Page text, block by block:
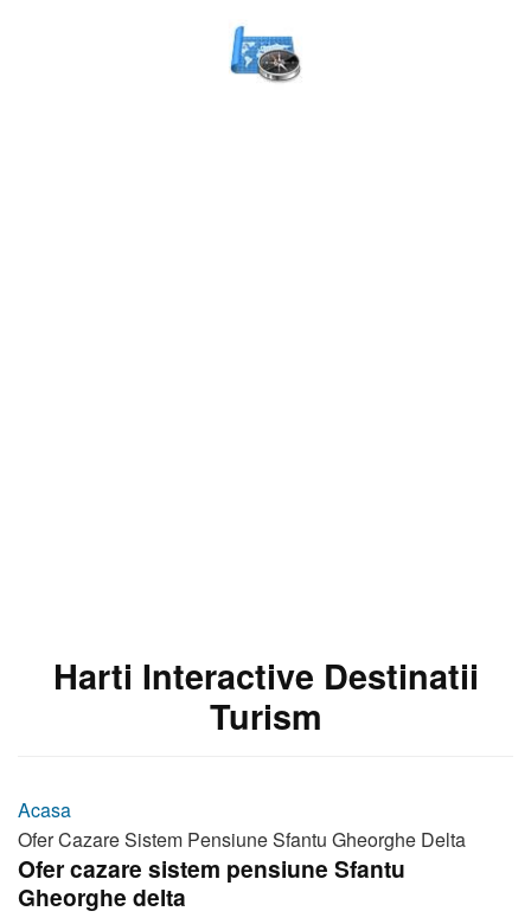
Harti Interactive Destinatii
Turism
Acasa
Ofer Cazare Sistem Pensiune Sfantu Gheorghe Delta
Ofer cazare sistem pensiune Sfantu
Gheorghe delta